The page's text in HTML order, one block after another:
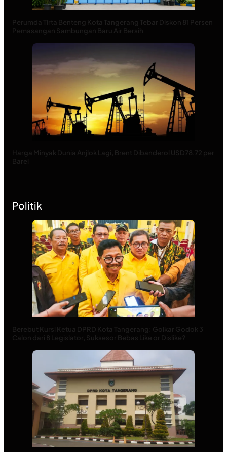
Perumda Tirta Benteng Kota Tangerang Tebar Diskon 81 Persen
Pemasangan Sambungan Baru Air Bersih
Harga Minyak Dunia Anjlok Lagi, Brent Dibanderol USD78,72 per
Barel
Politik
Berebut Kursi Ketua DPRD Kota Tangerang: Golkar Godok 3
Calon dari 8 Legislator, Suksesor Bebas Like or Dislike?